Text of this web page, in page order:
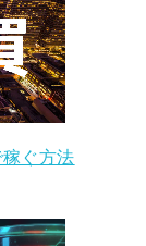
ぐ方法